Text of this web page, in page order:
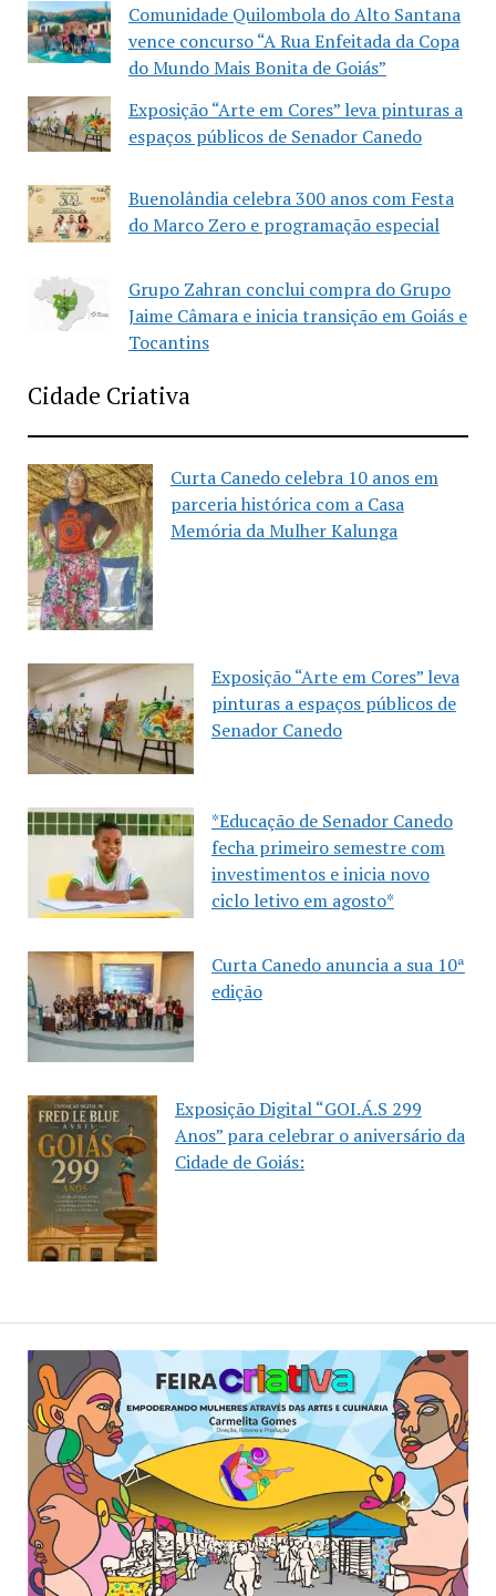
Comunidade Quilombola do Alto Santana
vence concurso “A Rua Enfeitada da Copa
do Mundo Mais Bonita de Goiás”
Exposição “Arte em Cores” leva pinturas a
espaços públicos de Senador Canedo
Buenolândia celebra 300 anos com Festa
do Marco Zero e programação especial
Grupo Zahran conclui compra do Grupo
Jaime Câmara e inicia transição em Goiás e
Tocantins
Cidade Criativa
Curta Canedo celebra 10 anos em
parceria histórica com a Casa
Memória da Mulher Kalunga
Exposição “Arte em Cores” leva
pinturas a espaços públicos de
Senador Canedo
*Educação de Senador Canedo
fecha primeiro semestre com
investimentos e inicia novo
ciclo letivo em agosto*
Curta Canedo anuncia a sua 10ª
edição
Exposição Digital “GOI.Á.S 299
Anos” para celebrar o aniversário da
Cidade de Goiás: